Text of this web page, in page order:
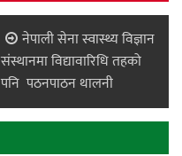
नेपाली सेना स्वास्थ्य विज्ञान
संस्थानमा विद्यावारिधि तहको
पनि पठनपाठन थालनी